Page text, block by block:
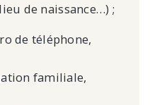
de naissance…) ;
de téléphone,
familiale,